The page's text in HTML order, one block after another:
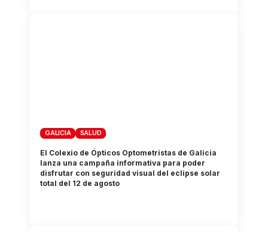
GALICIA SALUD
El Colexio de Ópticos Optometristas de Galicia
lanza una campaña informativa para poder
disfrutar con seguridad visual del eclipse solar
total del 12 de agosto